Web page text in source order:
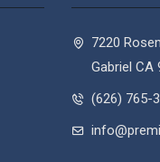
7220
Gabriel CA
(626) 765-